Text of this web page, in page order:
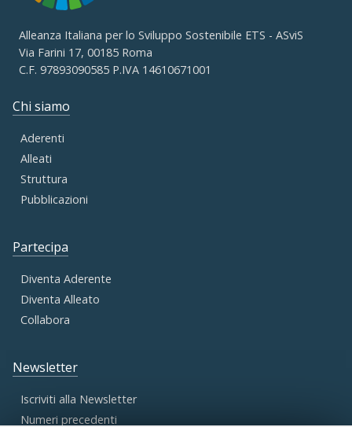
Alleanza Italiana per lo Sviluppo Sostenibile ETS - ASviS
Via Farini 17, 00185 Roma
C.F. 97893090585 P.IVA 14610671001
Chi siamo
Aderenti
Alleati
Struttura
Pubblicazioni
Partecipa
Diventa Aderente
Diventa Alleato
Collabora
Newsletter
Iscriviti alla Newsletter
Numeri precedenti